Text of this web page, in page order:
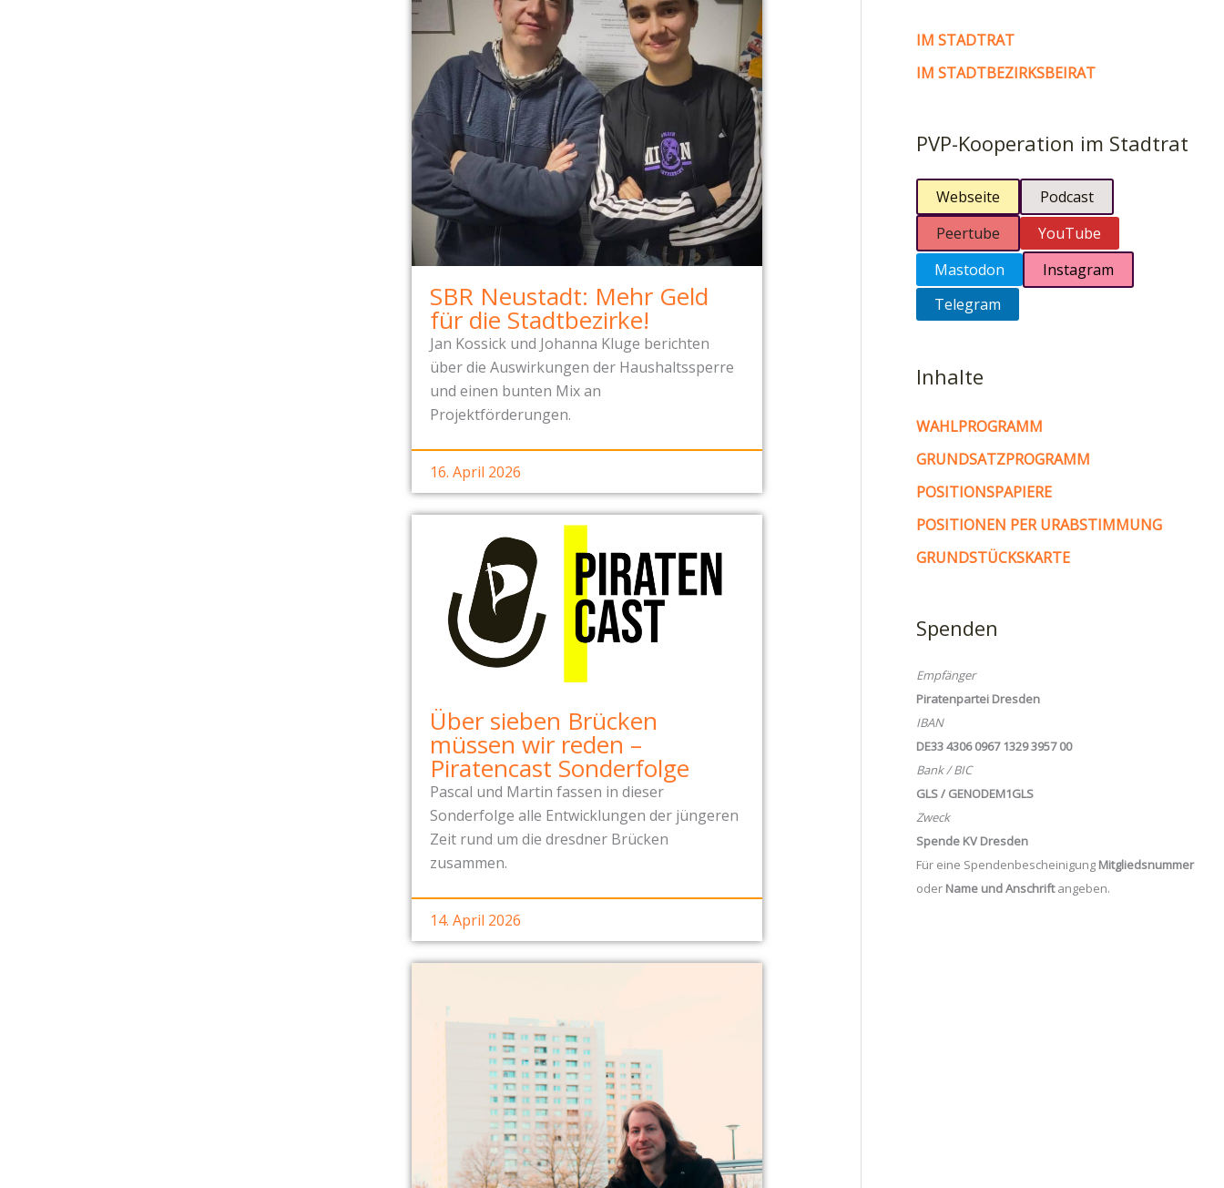
SBR Neustadt: Mehr Geld
für die Stadtbezirke!
Jan Kossick und Johanna Kluge berichten
über die Auswirkungen der Haushaltssperre
und einen bunten Mix an
Projektförderungen.
16. April 2026
Über sieben Brücken
müssen wir reden –
Piratencast Sonderfolge
Pascal und Martin fassen in dieser
Sonderfolge alle Entwicklungen der jüngeren
Zeit rund um die dresdner Brücken
zusammen.
14. April 2026
IM STADTRAT
IM STADTBEZIRKSBEIRAT
PVP-Kooperation im Stadtrat
Webseite
Podcast
Peertube
YouTube
Mastodon
Instagram
Telegram
Inhalte
WAHLPROGRAMM
GRUNDSATZPROGRAMM
POSITIONSPAPIERE
POSITIONEN PER URABSTIMMUNG
GRUNDSTÜCKSKARTE
Spenden
Empfänger
Piratenpartei Dresden
IBAN
DE33 4306 0967 1329 3957 00
Bank / BIC
GLS / GENODEM1GLS
Zweck
Spende KV Dresden
Für eine Spendenbescheinigung Mitgliedsnummer
oder Name und Anschriftangeben.